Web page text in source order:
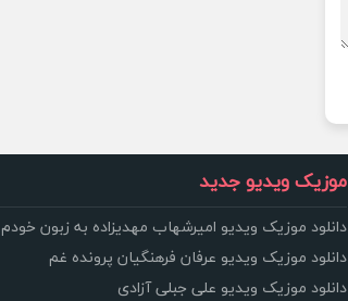
موزیک ویدیو جدید
دانلود موزیک ویدیو امیرشهاب مهدیزاده به زبون خودم
دانلود موزیک ویدیو عرفان فرهنگیان پرونده غم
دانلود موزیک ویدیو علی جبلی آزادی